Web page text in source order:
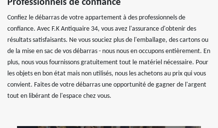
Professionnels de confiance
Confiez le débarras de votre appartement à des professionnels de
confiance. Avec F.K Antiquaire 34, vous avez l'assurance d'obtenir des
résultats satisfaisants. Ne vous souciez plus de l'emballage, des cartons ou
de la mise en sac de vos débarras - nous nous en occupons entièrement. En
plus, nous vous fournissons gratuitement tout le matériel nécessaire. Pour
les objets en bon état mais non utilisés, nous les achetons au prix qui vous
convient. Faites de votre débarras une opportunité de gagner de l'argent
tout en libérant de l'espace chez vous.